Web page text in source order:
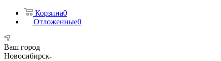
Корзина0
Отложенные0
Ваш город
Новосибирск